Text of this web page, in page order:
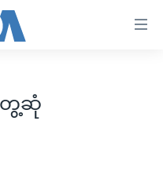
ေ့ဆုံ